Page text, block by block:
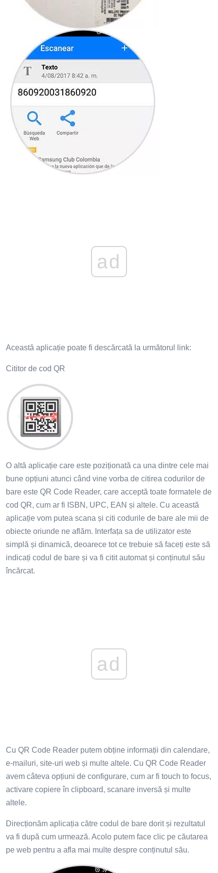
ad
Această aplicație poate fi descărcată la următorul link:
Cititor de cod QR
O altă aplicație care este poziționată ca una dintre cele mai
bune opțiuni atunci când vine vorba de citirea codurilor de
bare este QR Code Reader, care acceptă toate formatele de
cod QR, cum ar fi ISBN, UPC, EAN și altele. Cu această
aplicație vom putea scana și citi codurile de bare ale mii de
obiecte oriunde ne aflăm. Interfața sa de utilizator este
simplă și dinamică, deoarece tot ce trebuie să faceți este să
indicați codul de bare și va fi citit automat și conținutul său
încărcat.
ad
Cu QR Code Reader putem obține informații din calendare,
e-mailuri, site-uri web și multe altele. Cu QR Code Reader
avem câteva opțiuni de configurare, cum ar fi touch to focus,
activare copiere în clipboard, scanare inversă și multe
altele.
Direcționăm aplicația către codul de bare dorit și rezultatul
va fi după cum urmează. Acolo putem face clic pe căutarea
pe web pentru a afla mai multe despre conținutul său.